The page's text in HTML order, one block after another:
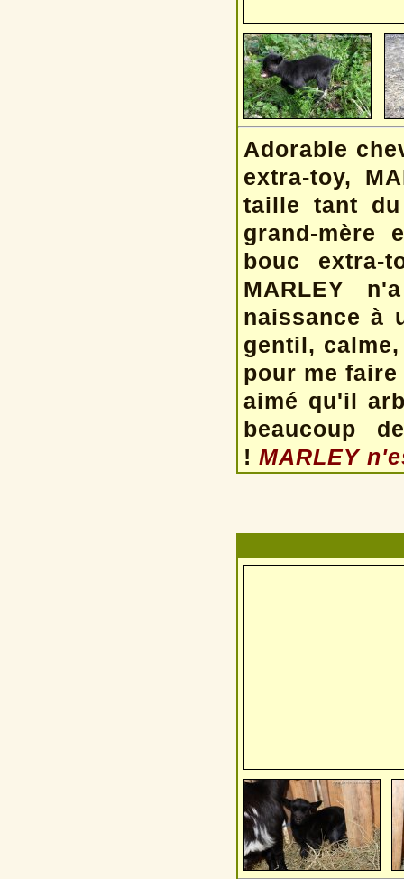
Adorable
extra-toy,
taille tant
grand-mère
bouc extra-
MARLEY
naissance à
gentil,
pour me
aimé qu'il
beaucoup
! MARLEY